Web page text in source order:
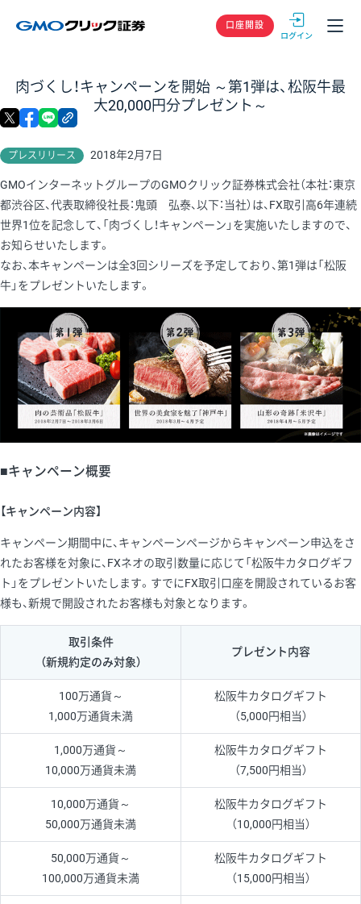
GMOクリック
口座開設
肉づくし！キャンペーンを開始 ～第1弾は、松阪牛最
大20,000円分プレゼント～
プレスリリース 2018年2月7日
X facebook リンクをコピー
GMOインターネットグループのGMOクリック証券株式会社（本社：東京
都渋谷区、代表取締役社長：鬼頭 弘泰、以下：当社）は、FX取引高6年連続
世界1位を記念して、「肉づくし！キャンペーン」を実施いたしますので、
お知らせいたします。
なお、本キャンペーンは全3回シリーズを予定しており、第1弾は「松阪
牛」をプレゼントいたします。
■キャンペーン概要
【キャンペーン内容】
キャンペーン期間中に、キャンペーンページからキャンペーン申込をさ
れたお客様を対象に、FXネオの取引数量に応じて「松阪牛カタログギフ
ト」をプレゼントいたします。すでにFX取引口座を開設されているお客
様も、新規で開設されたお客様も対象となります。
取引条件
（新規約定のみ対象）
プレゼント内容
100万通貨～
1,000万通貨未満
松阪牛カタログギフト
（5,000円相当）
1,000万通貨～
10,000万通貨未満
松阪牛カタログギフト
（7,500円相当）
10,000万通貨～
50,000万通貨未満
松阪牛カタログギフト
（10,000円相当）
50,000万通貨～
100,000万通貨未満
松阪牛カタログギフト
（15,000円相当）